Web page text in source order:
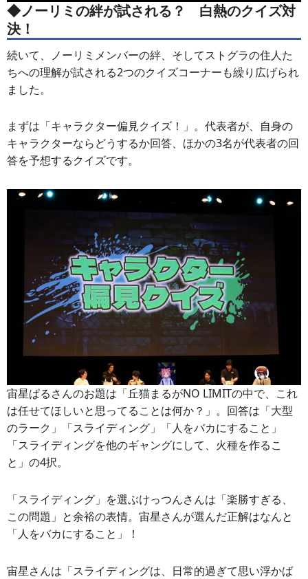
◆ノーリミの絆が試される？ 白熱のクイズ対
決！
続いて、ノーリミメンバーの絆、そしてストグラの住人た
ちへの理解が試される2つのクイズコーナーも繰り広げられ
ました。
まずは「キャラクター偏見クイズ！」。代表者が、自身の
キャラクターならどうするか回答、ほかの3名が代表者の回
答を予想するクイズです。
宙星ぱるさんのお題は「丘猫まるがNO LIMITの中で、これ
は任せてほしいと思ってることは何か？」。回答は「大型
のラーク」「スライディング」「人をバカにすること」
「スライディングを他のギャングにして、火種を作るこ
と」の4択。
「スライディング」を選ぶけっつんさんは「楽勝すぎる、
この問題」と余裕の表情。宙星さんが選んだ正解はなんと
「人をバカにすること」！
宙星さんは「スライディングは、日常的過ぎて思い浮かば